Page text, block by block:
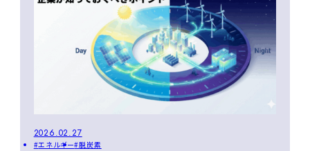
2026.02.27
エネルギー 脱炭素